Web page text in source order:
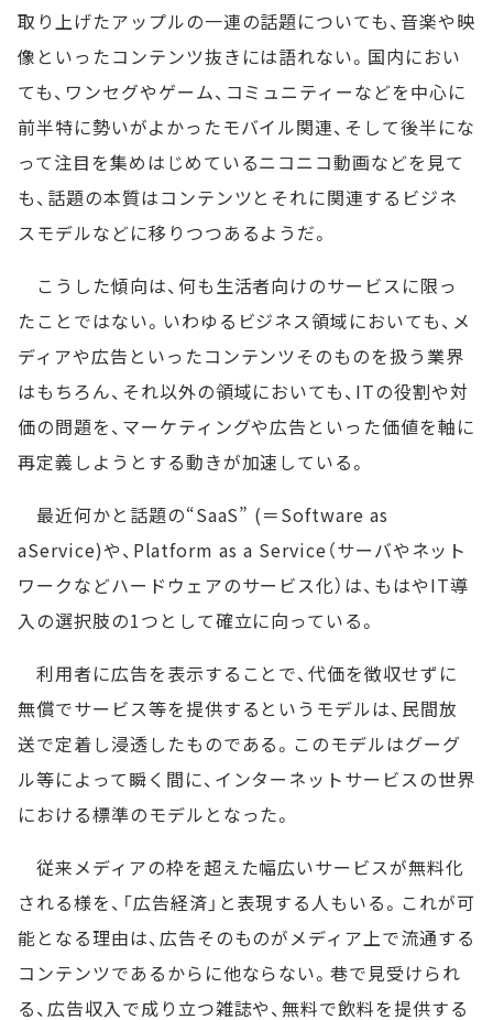
取り上げたアップルの一連の話題についても、音楽や映
像といったコンテンツ抜きには語れない。国内におい
ても、ワンセグやゲーム、コミュニティーなどを中心に
前半特に勢いがよかったモバイル関連、そして後半にな
って注目を集めはじめているニコニコ動画などを見て
も、話題の本質はコンテンツとそれに関連するビジネ
スモデルなどに移りつつあるようだ。
こうした傾向は、何も生活者向けのサービスに限っ
たことではない。いわゆるビジネス領域においても、メ
ディアや広告といったコンテンツそのものを扱う業界
はもちろん、それ以外の領域においても、ITの役割や対
価の問題を、マーケティングや広告といった価値を軸に
再定義しようとする動きが加速している。
最近何かと話題の“SaaS” (＝Software as
aService)や、Platform as a Service（サーバやネット
ワークなどハードウェアのサービス化）は、もはやIT導
入の選択肢の1つとして確立に向っている。
利用者に広告を表示することで、代価を徴収せずに
無償でサービス等を提供するというモデルは、民間放
送で定着し浸透したものである。このモデルはグーグ
ル等によって瞬く間に、インターネットサービスの世界
における標準のモデルとなった。
従来メディアの枠を超えた幅広いサービスが無料化
される様を、「広告経済」と表現する人もいる。これが可
能となる理由は、広告そのものがメディア上で流通する
コンテンツであるからに他ならない。巷で見受けられ
る、広告収入で成り立つ雑誌や、無料で飲料を提供する